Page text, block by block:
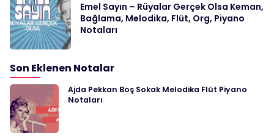
Emel Sayın – Rüyalar Gerçek Olsa Keman,
Bağlama, Melodika, Flüt, Org, Piyano
Notaları
Son Eklenen Notalar
Ajda Pekkan Boş Sokak Melodika Flüt Piyano
Notaları